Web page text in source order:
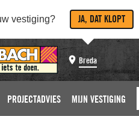
vestiging? JA, DAT KLOPT
Breda
PROJECTADVIES MIJN VESTIGING